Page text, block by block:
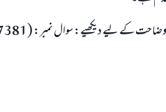
کے لیے دیکھیے: سوال نمبر: (177381)